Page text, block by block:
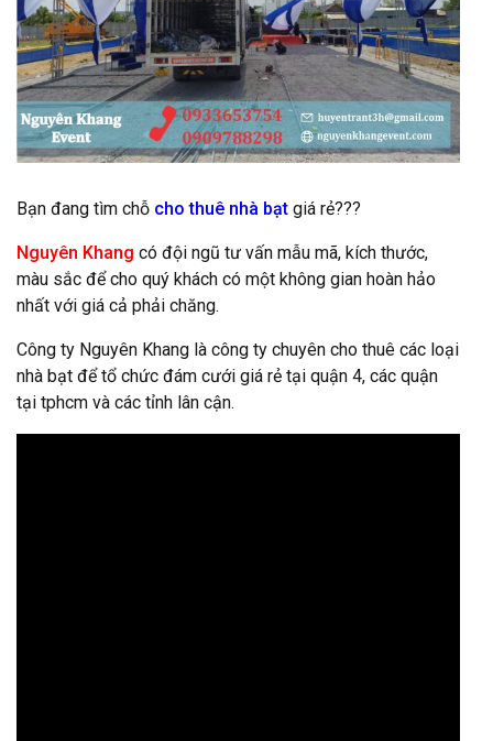
Bạn đang tìm chỗ cho thuê nhà bạt giá rẻ???
Nguyên Khang có đội ngũ tư vấn mẫu mã, kích thước,
màu sắc để cho quý khách có một không gian hoàn hảo
nhất với giá cả phải chăng.
Công ty Nguyên Khang là công ty chuyên cho thuê các loại
nhà bạt để tổ chức đám cưới giá rẻ tại quận 4, các quận
tại tphcm và các tỉnh lân cận.